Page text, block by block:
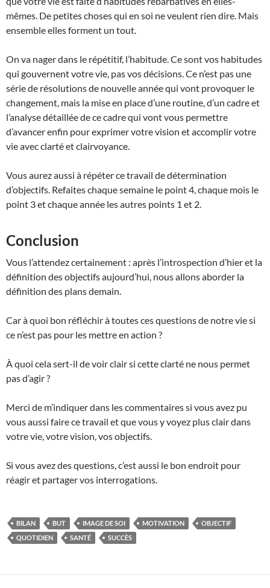
mêmes. De petites choses qui en soi ne veulent rien dire. Mais
ensemble elles forment un tout.
On va nager dans le répétitif, l’habitude. Ce sont vos habitudes
qui gouvernent votre vie, pas vos décisions. Ce n’est pas une
série de résolutions de nouvelle année qui vont provoquer le
changement, mais la mise en place d’une routine, d’un cadre et
l’analyse détaillée de ce cadre qui vont vous permettre
d’avancer enfin pour exprimer votre vision et accomplir votre
vie avec clarté et clairvoyance.
Vous aurez aussi à répéter ce travail de détermination
d’objectifs. Refaites chaque semaine le point 4, chaque mois le
point 3 et chaque année les autres points 1 et 2.
Conclusion
Vous l’attendez certainement : après l’introspection d’hier et la
définition des objectifs aujourd’hui, nous allons aborder la
définition des plans demain.
Car à quoi bon réfléchir à toutes ces questions de notre vie si
ce n’est pas pour les mettre en action ?
À quoi cela sert-il de voir clair si cette clarté ne nous permet
pas d’agir ?
Merci de m’indiquer dans les commentaires si vous avez pu
vous aussi faire ce travail et que vous y voyez plus clair dans
votre vie, votre vision, vos objectifs.
Si vous avez des questions, c’est aussi le bon endroit pour
réagir et partager vos interrogations.
BILAN BUT IMAGE DE SOI MOTIVATION
OBJECTIF
QUOTIDIEN
SANTÉ SUCCÈS